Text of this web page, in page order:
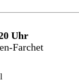
Uhr
Farchet